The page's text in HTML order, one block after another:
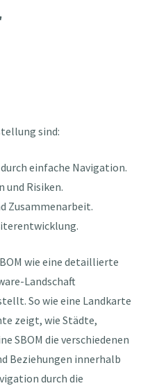
sind:
einfache Navigation.
und Risiken.
Zusammenarbeit.
wie eine detaillierte
Landschaft
So wie eine Landkarte
zeigt, wie Städte,
SBOM die verschiedenen
Beziehungen innerhalb
durch die